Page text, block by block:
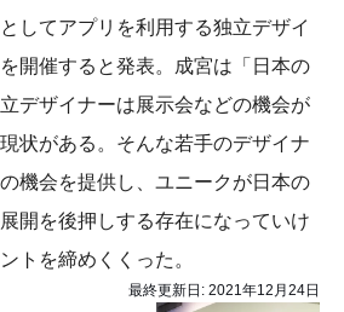
してアプリを利用する独立デザイ
開催すると発表。成宮は「日本の
デザイナーは展示会などの機会が
状がある。そんな若手のデザイナ
機会を提供し、ユニークが日本の
開を後押しする存在になっていけ
トを締めくくった。
最終更新日: 2021年12月24日